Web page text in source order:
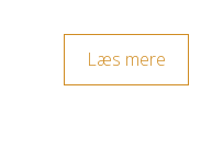
Læs mere